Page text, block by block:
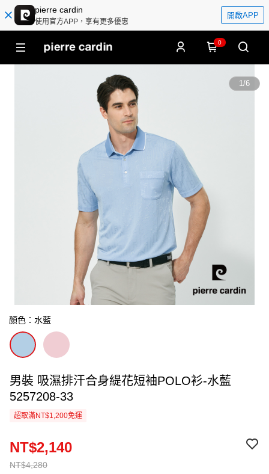
pierre cardin
使用官方APP，享有更多優惠
開啟APP
0
1/6
顏色：水藍
男裝 吸濕排汗合身緹花短袖POLO衫-水藍
5257208-33
超取滿NT$1,200免運
NT$4,280
NT$2,140